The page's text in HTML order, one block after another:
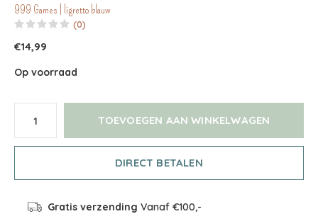
999 Games | ligretto blauw
(0)
€14,99
Op voorraad
TOEVOEGEN AAN WINKELWAGEN
DIRECT BETALEN
Gratis verzending Vanaf €100,-